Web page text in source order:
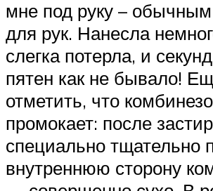
мне под руку –
для рук. Нанесла
слегка потерла, и
пятен как не бывало!
отметить, что
промокает: после
специально тщательно
внутреннюю сторону